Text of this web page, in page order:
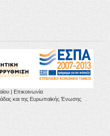
|Επικοινωνία
και της Ευρωπαϊκής Ένωσης